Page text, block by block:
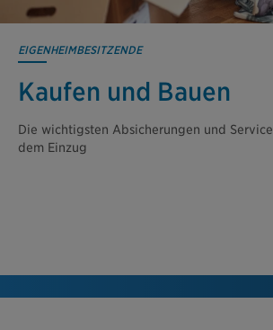
EIGENHEIMBESITZENDE
Kaufen und Bauen
Die wichtigsten Absicherungen und
dem Einzug